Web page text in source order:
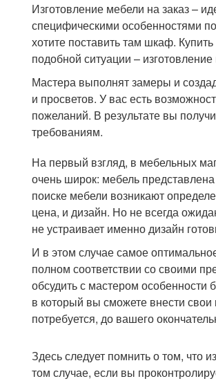
Изготовление мебели на заказ –
специфическими особенностями
хотите поставить там шкаф.
подобной ситуации –
Мастера выполнят замеры и
и просветов. У вас есть
пожеланий. В результате вы
требованиям.
На первый взгляд, в мебельных
очень широк: мебель
поиске мебели возникают
цена, и дизайн. Но не всегда
не устраивает именно дизайн
И в этом случае самое
полном соответствии со своими
обсудить с мастером особенности
в который вы сможете внести свои
потребуется, до вашего
Здесь следует помнить о том, что
том случае, если вы